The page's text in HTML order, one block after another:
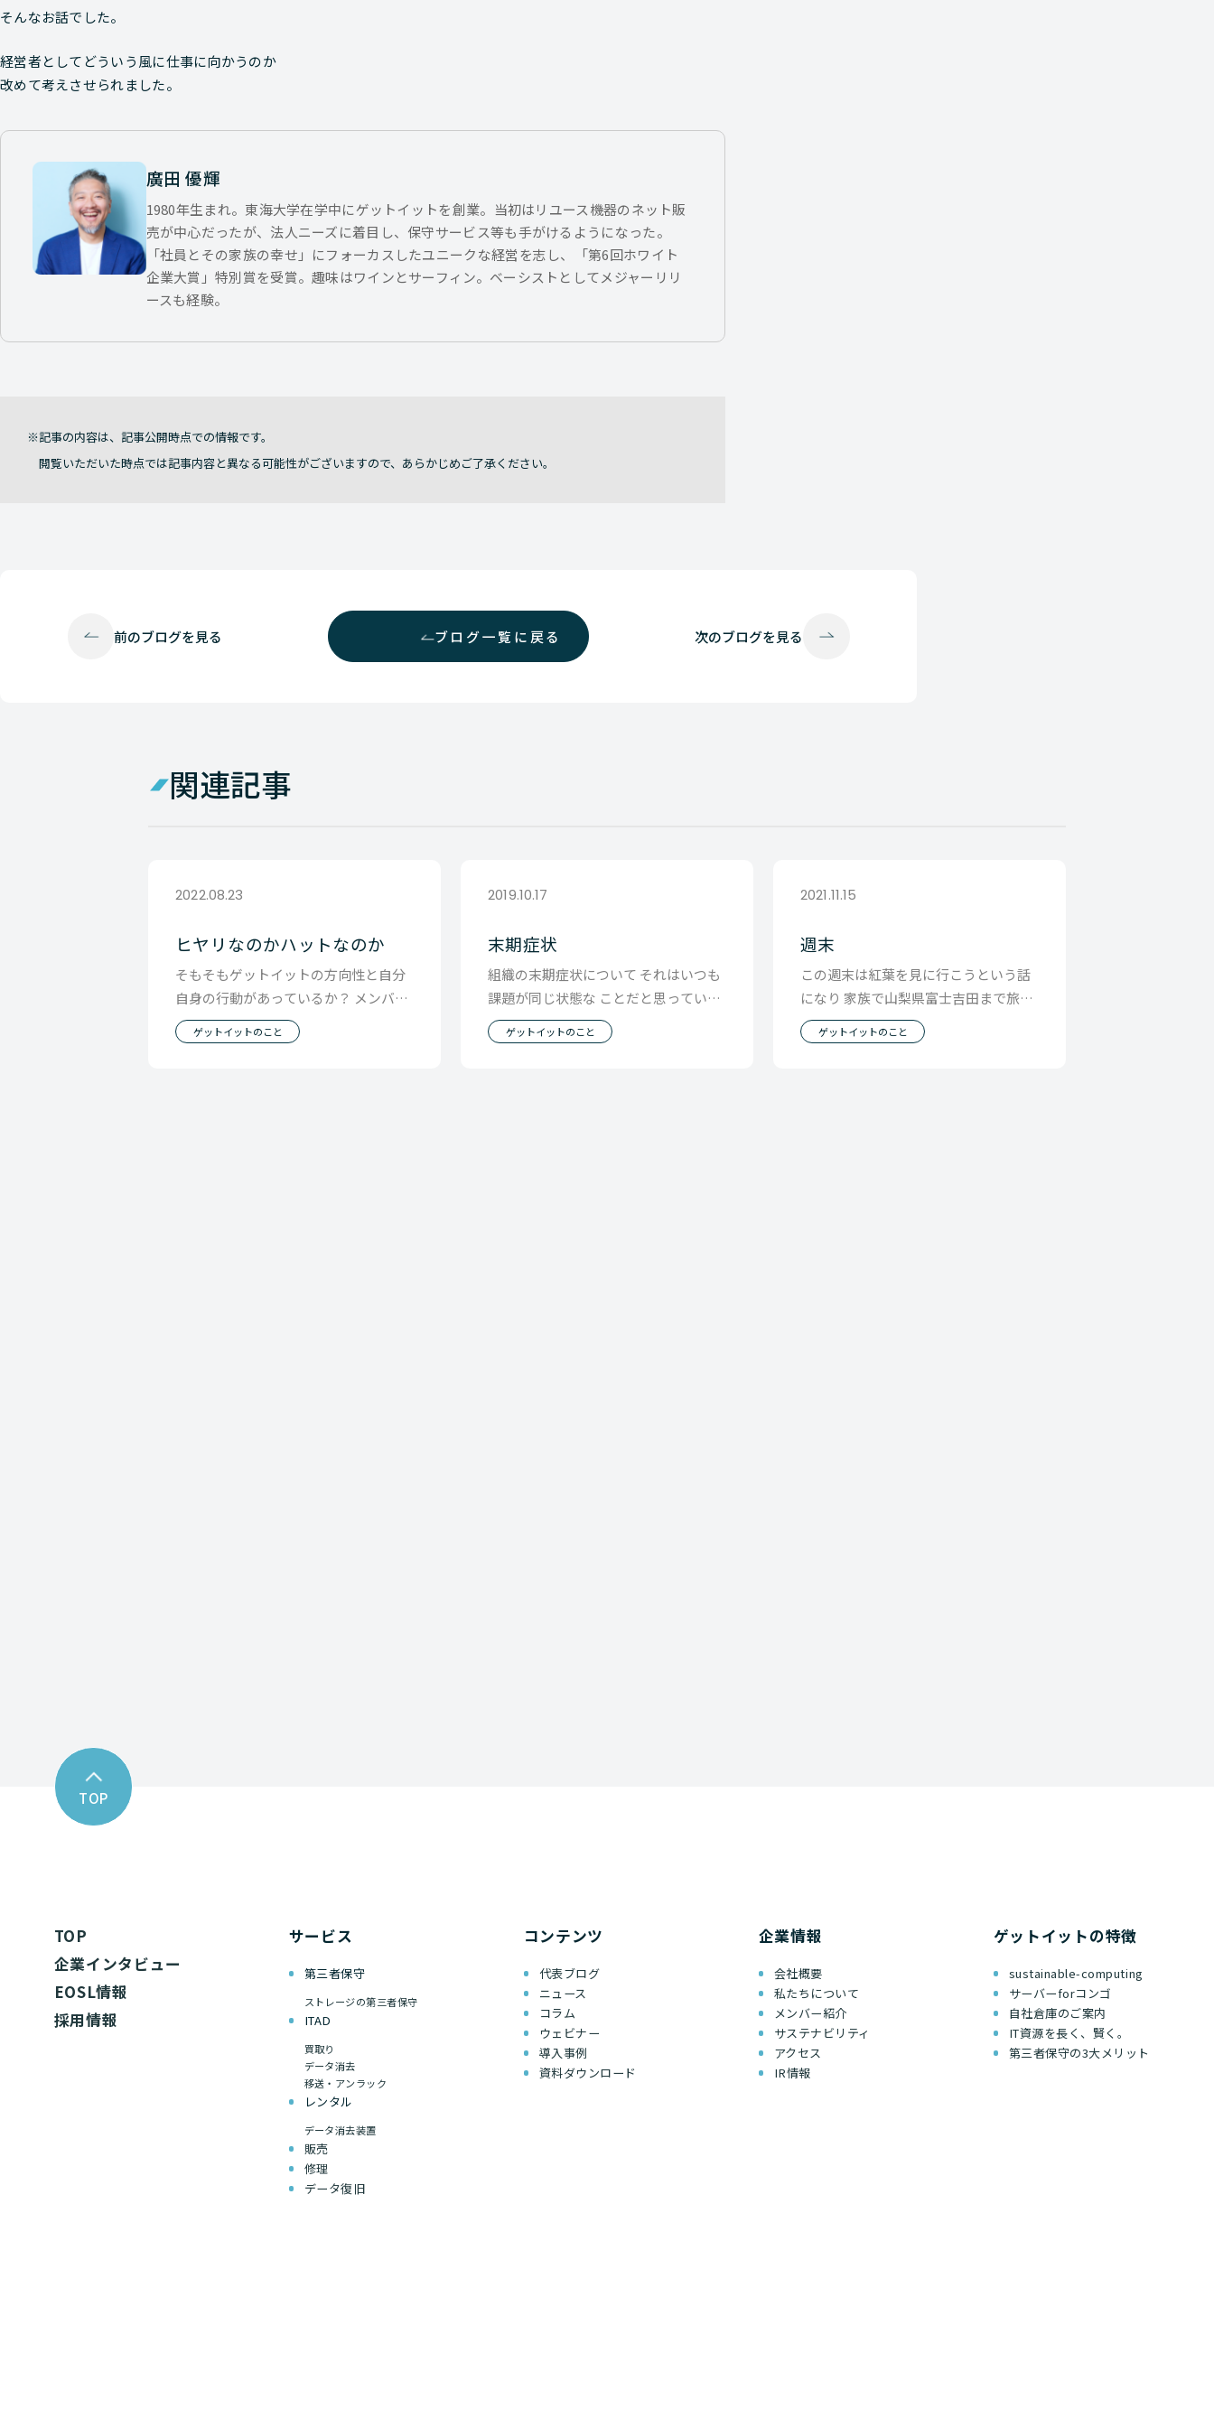
そんなお話でした。
経営者としてどういう風に仕事に向かうのか
改めて考えさせられました。
廣田 優輝
1980年生まれ。東海大学在学中にゲットイットを創業。当初はリユース機器のネット販
売が中心だったが、法人ニーズに着目し、保守サービス等も手がけるようになった。
「社員とその家族の幸せ」にフォーカスしたユニークな経営を志し、「第6回ホワイト
企業大賞」特別賞を受賞。趣味はワインとサーフィン。ベーシストとしてメジャーリリ
ースも経験。
記事の内容は、記事公開時点での情報です。
閲覧いただいた時点では記事内容と異なる可能性がございますので、あらかじめご了承ください。
前のブログを見る ブログ一覧に戻る 次のブログを見る
関連記事
2022.08.23
ヒヤリなのかハットなのか
そもそもゲットイットの方向性と自分
自身の行動があっているか？ メンバー
にいろいろと話す立場として、 そうい
う機会があるご
ゲットイットのこと
2019.10.17
末期症状
組織の末期症状について それはいつも
課題が同じ状態な ことだと思っていま
す。 当社の課題は 「ＸＸＸＸＸＸＸが
課題」 と
ゲットイットのこと
2021.11.15
週末
この週末は紅葉を見に行こうという話
になり 家族で山梨県富士吉田まで旅行
に行きました。 夫婦で無計画で出来事
に対して柔軟な
ゲットイットのこと
TOP
TOP
企業インタビュー
EOSL情報
採用情報
サービス
第三者保守
ストレージの第三者保守
ITAD
買取り
データ消去
移送・アンラック
レンタル
データ消去装置
販売
修理
データ復旧
コンテンツ
代表ブログ
ニュース
コラム
ウェビナー
導入事例
資料ダウンロード
企業情報
会社概要
私たちについて
メンバー紹介
サステナビリティ
アクセス
IR情報
ゲットイットの特徴
sustainable-computing
サーバーforコンゴ
自社倉庫のご案内
IT資源を長く、賢く。
第三者保守の3大メリット